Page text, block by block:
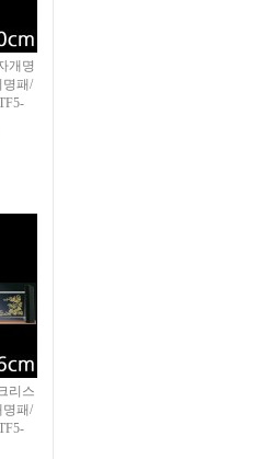
개명
패/
리스
명패/